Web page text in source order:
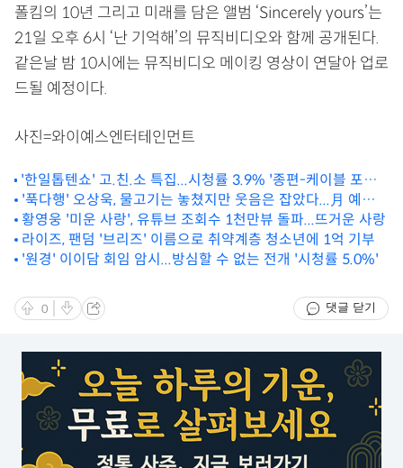
폴킴의 10년 그리고 미래를 담은 앨범 ‘Sincerely yours’는
21일 오후 6시 ‘난 기억해’의 뮤직비디오와 함께 공개된다.
같은날 밤 10시에는 뮤직비디오 메이킹 영상이 연달아 업로
드될 예정이다.
사진=와이예스엔터테인먼트
'한일톱텐쇼' 고.친.소 특집...시청률 3.9% '종편-케이블 포함
동시간대 1위'
'푹다행' 오상욱, 물고기는 놓쳤지만 웃음은 잡았다...月 예능 1
위
황영웅 '미운 사랑', 유튜브 조회수 1천만뷰 돌파...뜨거운 사랑
라이즈, 팬덤 '브리즈' 이름으로 취약계층 청소년에 1억 기부
'원경' 이이담 회임 암시...방심할 수 없는 전개 '시청률 5.0%'
0 댓글 닫기